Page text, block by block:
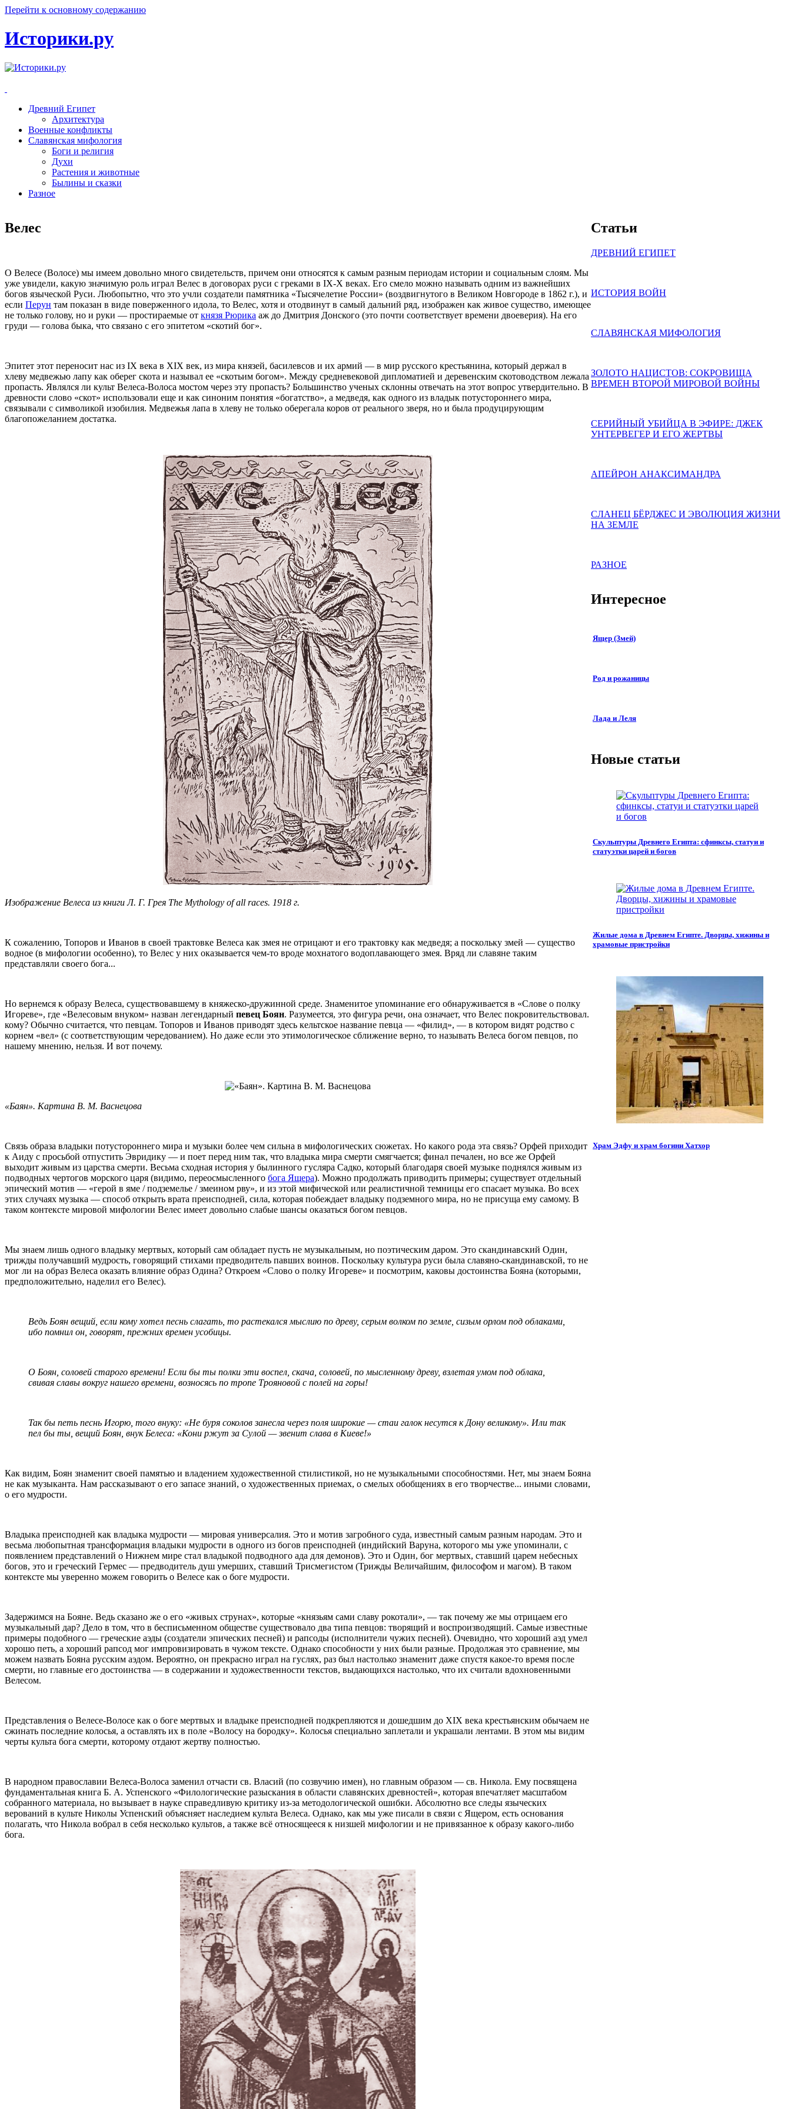
Перейти к основному содержанию
Историки.ру
Древний Египет
Архитектура
Военные конфликты
Славянская мифология
Боги и религия
Духи
Растения и животные
Былины и сказки
Разное
Велес
О Велесе (Волосе) мы имеем довольно много свидетельств, причем они относятся к самым разным периодам истории и социальным слоям. Мы
уже увидели, какую значимую роль играл Велес в договорах руси с греками в IX-X веках. Его смело можно называть одним из важнейших
богов языческой Руси. Любопытно, что это учли создатели памятника «Тысячелетие России» (воздвигнутого в Великом Новгороде в 1862 г.), и
если Перун там показан в виде поверженного идола, то Велес, хотя и отодвинут в самый дальний ряд, изображен как живое существо, имеющее
не только голову, но и руки — простираемые от князя Рюрика аж до Дмитрия Донского (это почти соответствует времени двоеверия). На его
груди — голова быка, что связано с его эпитетом «скотий бог».
Эпитет этот переносит нас из IX века в XIX век, из мира князей, басилевсов и их армий — в мир русского крестьянина, который держал в
хлеву медвежью лапу как оберег скота и называл ее «скотьим богом». Между средневековой дипломатией и деревенским скотоводством лежала
пропасть. Являлся ли культ Велеса-Волоса мостом через эту пропасть? Большинство ученых склонны отвечать на этот вопрос утвердительно. В
древности слово «скот» использовали еще и как синоним понятия «богатство», а медведя, как одного из владык потустороннего мира,
связывали с символикой изобилия. Медвежья лапа в хлеву не только оберегала коров от реального зверя, но и была продуцирующим
благопожеланием достатка.
Изображение Велеса из книги Л. Г. Грея The Mythology of all races. 1918 г.
К сожалению, Топоров и Иванов в своей трактовке Велеса как змея не отрицают и его трактовку как медведя; а поскольку змей — существо
водное (в мифологии особенно), то Велес у них оказывается чем-то вроде мохнатого водоплавающего змея. Вряд ли славяне таким
представляли своего бога...
Но вернемся к образу Велеса, существовавшему в княжеско-дружинной среде. Знаменитое упоминание его обнаруживается в «Слове о полку
Игореве», где «Велесовым внуком» назван легендарный певец Боян. Разумеется, это фигура речи, она означает, что Велес покровительствовал.
кому? Обычно считается, что певцам. Топоров и Иванов приводят здесь кельтское название певца — «филид», — в котором видят родство с
корнем «вел» (с соответствующим чередованием). Но даже если это этимологическое сближение верно, то называть Велеса богом певцов, по
нашему мнению, нельзя. И вот почему.
«Баян». Картина В. М. Васнецова
Связь образа владыки потустороннего мира и музыки более чем сильна в мифологических сюжетах. Но какого рода эта связь? Орфей приходит
к Аиду с просьбой отпустить Эвридику — и поет перед ним так, что владыка мира смерти смягчается; финал печален, но все же Орфей
выходит живым из царства смерти. Весьма сходная история у былинного гусляра Садко, который благодаря своей музыке поднялся живым из
подводных чертогов морского царя (видимо, переосмысленного бога Ящера). Можно продолжать приводить примеры; существует отдельный
эпический мотив — «герой в яме / подземелье / змеином рву», и из этой мифической или реалистичной темницы его спасает музыка. Во всех
этих случаях музыка — способ открыть врата преисподней, сила, которая побеждает владыку подземного мира, но не присуща ему самому. В
таком контексте мировой мифологии Велес имеет довольно слабые шансы оказаться богом певцов.
Мы знаем лишь одного владыку мертвых, который сам обладает пусть не музыкальным, но поэтическим даром. Это скандинавский Один,
трижды получавший мудрость, говорящий стихами предводитель павших воинов. Поскольку культура руси была славяно-скандинавской, то не
мог ли на образ Велеса оказать влияние образ Одина? Откроем «Слово о полку Игореве» и посмотрим, каковы достоинства Бояна (которыми,
предположительно, наделил его Велес).
Ведь Боян вещий, если кому хотел песнь слагать, то растекался мыслию по древу, серым волком по земле, сизым орлом под облаками,
ибо помнил он, говорят, прежних времен усобицы.
О Боян, соловей старого времени! Если бы ты полки эти воспел, скача, соловей, по мысленному древу, взлетая умом под облака,
свивая славы вокруг нашего времени, возносясь по тропе Трояновой с полей на горы!
Так бы петь песнь Игорю, того внуку: «Не буря соколов занесла через поля широкие — стаи галок несутся к Дону великому». Или так
пел бы ты, вещий Боян, внук Белеса: «Кони ржут за Сулой — звенит слава в Киеве!»
Как видим, Боян знаменит своей памятью и владением художественной стилистикой, но не музыкальными способностями. Нет, мы знаем Бояна
не как музыканта. Нам рассказывают о его запасе знаний, о художественных приемах, о смелых обобщениях в его творчестве... иными словами,
о его мудрости.
Владыка преисподней как владыка мудрости — мировая универсалия. Это и мотив загробного суда, известный самым разным народам. Это и
весьма любопытная трансформация владыки мудрости в одного из богов преисподней (индийский Варуна, которого мы уже упоминали, с
появлением представлений о Нижнем мире стал владыкой подводного ада для демонов). Это и Один, бог мертвых, ставший царем небесных
богов, это и греческий Гермес — предводитель душ умерших, ставший Трисмегистом (Трижды Величайшим, философом и магом). В таком
контексте мы уверенно можем говорить о Велесе как о боге мудрости.
Задержимся на Бояне. Ведь сказано же о его «живых струнах», которые «князьям сами славу рокотали», — так почему же мы отрицаем его
музыкальный дар? Дело в том, что в бесписьменном обществе существовало два типа певцов: творящий и воспроизводящий. Самые известные
примеры подобного — греческие аэды (создатели эпических песней) и рапсоды (исполнители чужих песней). Очевидно, что хороший аэд умел
хорошо петь, а хороший рапсод мог импровизировать в чужом тексте. Однако способности у них были разные. Продолжая это сравнение, мы
можем назвать Бояна русским аэдом. Вероятно, он прекрасно играл на гуслях, раз был настолько знаменит даже спустя какое-то время после
смерти, но главные его достоинства — в содержании и художественности текстов, выдающихся настолько, что их считали вдохновенными
Велесом.
Представления о Велесе-Волосе как о боге мертвых и владыке преисподней подкрепляются и дошедшим до XIX века крестьянским обычаем не
сжинать последние колосья, а оставлять их в поле «Волосу на бородку». Колосья специально заплетали и украшали лентами. В этом мы видим
черты культа бога смерти, которому отдают жертву полностью.
В народном православии Велеса-Волоса заменил отчасти св. Власий (по созвучию имен), но главным образом — св. Никола. Ему посвящена
фундаментальная книга Б. А. Успенского «Филологические разыскания в области славянских древностей», которая впечатляет масштабом
собранного материала, но вызывает в науке справедливую критику из-за методологической ошибки. Абсолютно все следы языческих
верований в культе Николы Успенский объясняет наследием культа Велеса. Однако, как мы уже писали в связи с Ящером, есть основания
полагать, что Никола вобрал в себя несколько культов, а также всё относящееся к низшей мифологии и не привязанное к образу какого-либо
бога.
Статьи
ДРЕВНИЙ ЕГИПЕТ
ИСТОРИЯ ВОЙН
СЛАВЯНСКАЯ МИФОЛОГИЯ
ЗОЛОТО НАЦИСТОВ: СОКРОВИЩА
ВРЕМЕН ВТОРОЙ МИРОВОЙ ВОЙНЫ
СЕРИЙНЫЙ УБИЙЦА В ЭФИРЕ: ДЖЕК
УНТЕРВЕГЕР И ЕГО ЖЕРТВЫ
АПЕЙРОН АНАКСИМАНДРА
СЛАНЕЦ БЁРДЖЕС И ЭВОЛЮЦИЯ ЖИЗНИ
НА ЗЕМЛЕ
РАЗНОЕ
Интересное
Ящер (Змей)
Род и рожаницы
Лада и Леля
Новые статьи
Скульптуры Древнего Египта: сфинксы, статуи и
статуэтки царей и богов
Жилые дома в Древнем Египте. Дворцы, хижины и
храмовые пристройки
Храм Эдфу и храм богини Хатхор